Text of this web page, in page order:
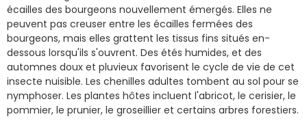
écailles des bourgeons nouvellement émergés. Elles ne
peuvent pas creuser entre les écailles fermées des
bourgeons, mais elles grattent les tissus fins situés en-
dessous lorsqu'ils s'ouvrent. Des étés humides, et des
automnes doux et pluvieux favorisent le cycle de vie de cet
insecte nuisible. Les chenilles adultes tombent au sol pour se
nymphoser. Les plantes hôtes incluent l'abricot, le cerisier, le
pommier, le prunier, le groseillier et certains arbres forestiers.